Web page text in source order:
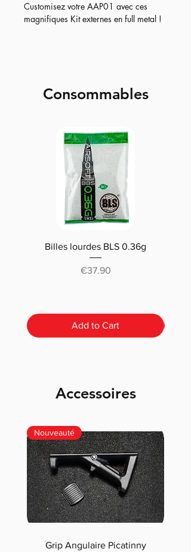
Customisez votre AAP01 avec ces
magnifiques Kit externes en full metal !
Consommables
Billes lourdes BLS 0.36g
Price
€37.90
Add to Cart
Accessoires
Nouveauté
Grip Angulaire Picatinny